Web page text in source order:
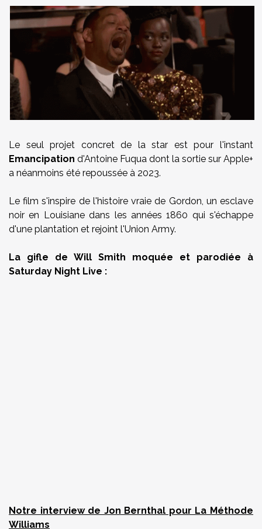
Le seul projet concret de la star est pour l'instant
Emancipation d'Antoine Fuqua dont la sortie sur Apple+
a néanmoins été repoussée à 2023.
Le film s'inspire de l'histoire vraie de Gordon, un esclave
noir en Louisiane dans les années 1860 qui s'échappe
d'une plantation et rejoint l'Union Army.
La gifle de Will Smith moquée et parodiée à
Saturday Night Live :
Notre interview de Jon Bernthal pour La Méthode
Williams